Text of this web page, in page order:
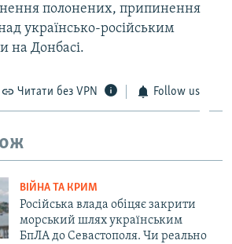
полонених, припинення
українсько-російським
на Донбасі.
Читати без VPN Follow us
ВІЙНА ТА КРИМ
Російська влада обіцяє закрити
морський шлях українським
БпЛА до Севастополя. Чи реально